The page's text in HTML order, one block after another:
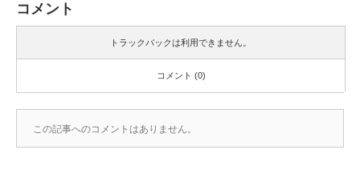
コメント
トラックバックは利用できません。
コメント (0)
この記事へのコメントはありません。